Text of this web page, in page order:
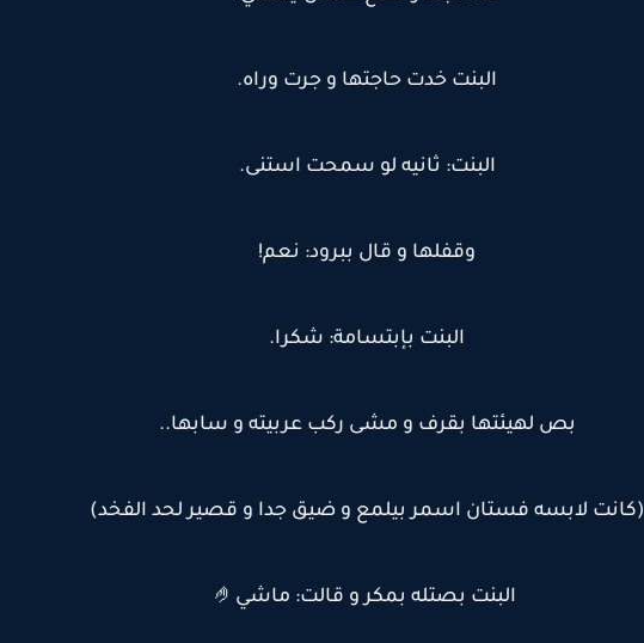
البنت خدت حاجتها و جرت وراه.
البنت: ثانيه لو سمحت استنى.
وقفلها و قال ببرود: نعم!
البنت بإبتسامة: شكرا.
بص لهيئتها بقرف و مشى ركب عربيته و سابها..
(كانت لابسه فستان اسمر بيلمع و ضيق جدا و قصير لحد الفخد)
البنت بصتله بمكر و قالت: ماشي🤌